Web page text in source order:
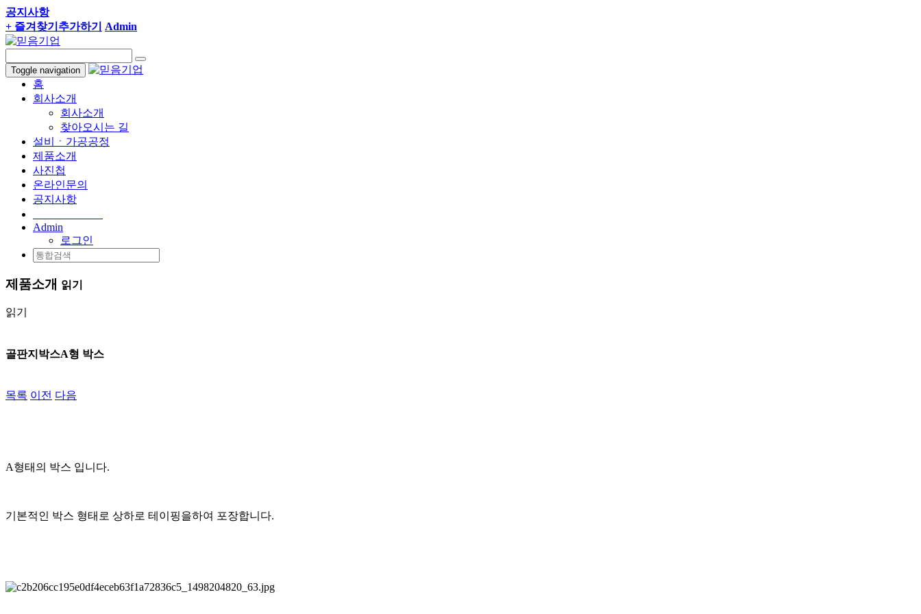
공지사항
+ 즐겨찾기추가하기
Admin
Toggle navigation
홈
회사소개
회사소개
찾아오시는 길
설비ㆍ가공공정
제품소개
사진첩
온라인문의
공지사항
Admin
로그인
제품소개 읽기
읽기
골판지박스A형 박스
목록 이전 다음
A형태의 박스 입니다.
기본적인 박스 형태로 상하로 테이핑을하여 포장합니다.